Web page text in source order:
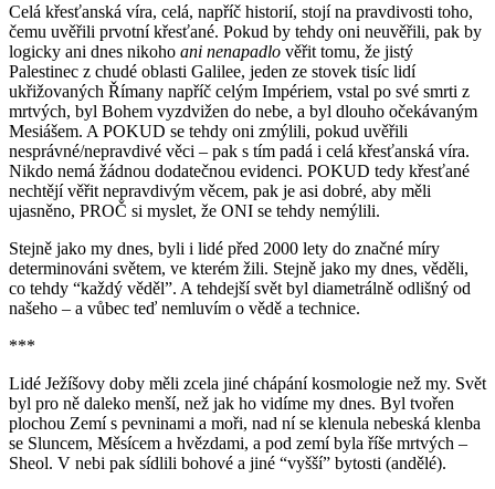
Celá křesťanská víra, celá, napříč historií, stojí na pravdivosti toho,
čemu uvěřili prvotní křesťané. Pokud by tehdy oni neuvěřili, pak by
logicky ani dnes nikoho ani nenapadlo věřit tomu, že jistý
Palestinec z chudé oblasti Galilee, jeden ze stovek tisíc lidí
ukřižovaných Římany napříč celým Impériem, vstal po své smrti z
mrtvých, byl Bohem vyzdvižen do nebe, a byl dlouho očekávaným
Mesiášem. A POKUD se tehdy oni zmýlili, pokud uvěřili
nesprávné/nepravdivé věci – pak s tím padá i celá křesťanská víra.
Nikdo nemá žádnou dodatečnou evidenci. POKUD tedy křesťané
nechtějí věřit nepravdivým věcem, pak je asi dobré, aby měli
ujasněno, PROČ si myslet, že ONI se tehdy nemýlili.
Stejně jako my dnes, byli i lidé před 2000 lety do značné míry
determinováni světem, ve kterém žili. Stejně jako my dnes, věděli,
co tehdy “každý věděl”. A tehdejší svět byl diametrálně odlišný od
našeho – a vůbec teď nemluvím o vědě a technice.
***
Lidé Ježíšovy doby měli zcela jiné chápání kosmologie než my. Svět
byl pro ně daleko menší, než jak ho vidíme my dnes. Byl tvořen
plochou Zemí s pevninami a moři, nad ní se klenula nebeská klenba
se Sluncem, Měsícem a hvězdami, a pod zemí byla říše mrtvých –
Sheol. V nebi pak sídlili bohové a jiné “vyšší” bytosti (andělé).